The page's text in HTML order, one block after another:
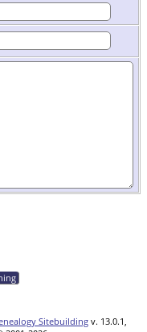
Sitebuildingv. 13.0.1,